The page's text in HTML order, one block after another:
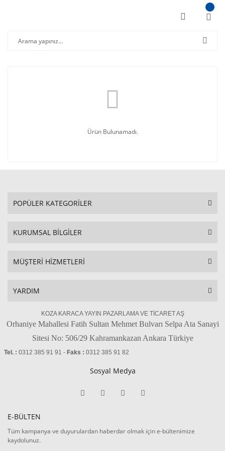
Ürün Bulunamadı.
POPÜLER KATEGORİLER
KURUMSAL BİLGİLER
MÜŞTERİ HİZMETLERİ
YARDIM
KOZA KARACA YAYIN PAZARLAMA VE TİCARET AŞ
Orhaniye Mahallesi Fatih Sultan Mehmet Bulvarı Selpa Ata Sanayi
Sitesi No: 506/29 Kahramankazan Ankara Türkiye
Tel. : 0312 385 91 91 -Faks : 0312 385 91 82
Sosyal Medya
E-BÜLTEN
Tüm kampanya ve duyurulardan haberdar olmak için e-bültenimize
kaydolunuz.